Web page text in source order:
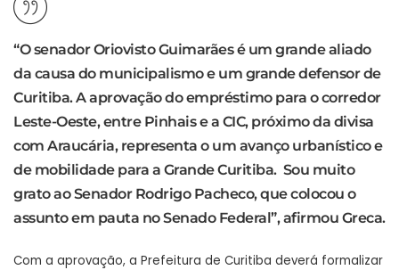
“O senador Oriovisto Guimarães é um grande aliado
da causa do municipalismo e um grande defensor de
Curitiba. A aprovação do empréstimo para o corredor
Leste-Oeste, entre Pinhais e a CIC, próximo da divisa
com Araucária, representa o um avanço urbanístico e
de mobilidade para a Grande Curitiba. Sou muito
grato ao Senador Rodrigo Pacheco, que colocou o
assunto em pauta no Senado Federal”, afirmou Greca.
Com a aprovação, a Prefeitura de Curitiba deverá formalizar